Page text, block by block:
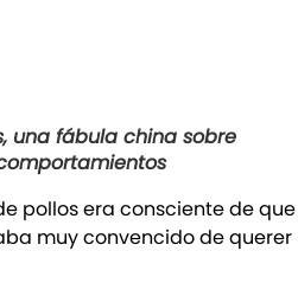
una fábula china sobre
pollos era consciente de que
muy convencido de querer